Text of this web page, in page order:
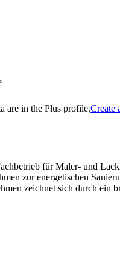
are in the Plus profile.Create
für Maler- und
zur energetischen
zeichnet sich durch ein